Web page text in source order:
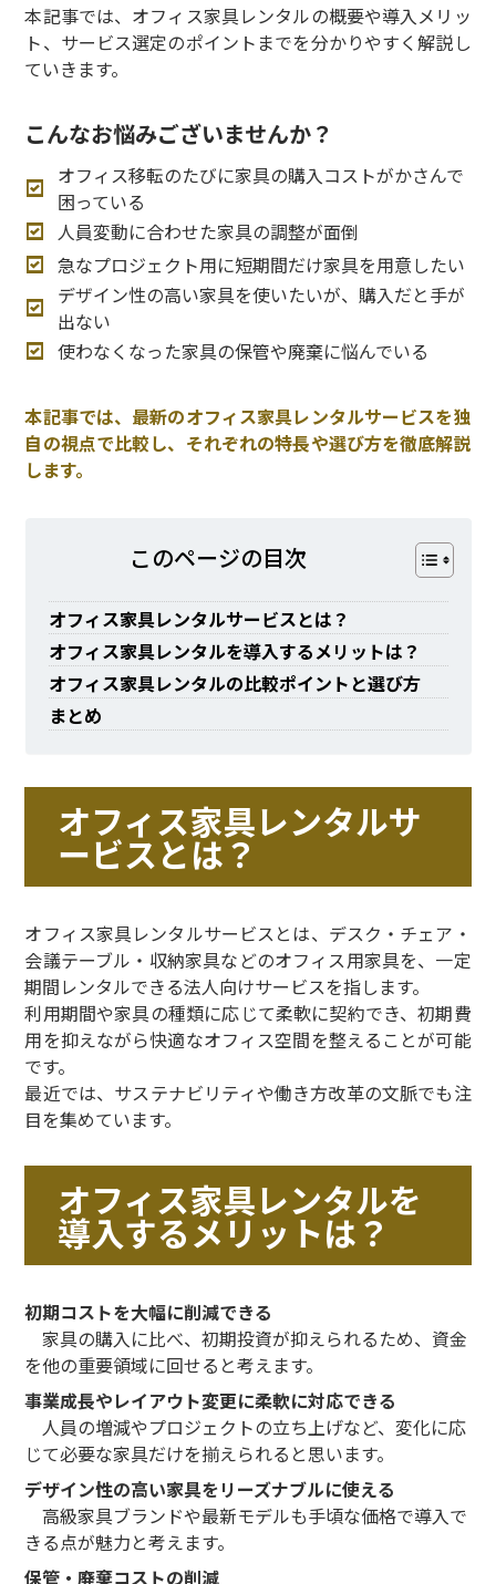
本記事では、オフィス家具レンタルの概要や導入メリッ
ト、サービス選定のポイントまでを分かりやすく解説し
ていきます。
こんなお悩みございませんか？
オフィス移転のたびに家具の購入コストがかさんで
困っている
人員変動に合わせた家具の調整が面倒
急なプロジェクト用に短期間だけ家具を用意したい
デザイン性の高い家具を使いたいが、購入だと手が
出ない
使わなくなった家具の保管や廃棄に悩んでいる
本記事では、最新のオフィス家具レンタルサービスを独
自の視点で比較し、それぞれの特長や選び方を徹底解説
します。
このページの⽬次
オフィス家具レンタルサービスとは？
オフィス家具レンタルを導入するメリットは？
オフィス家具レンタルの比較ポイントと選び方
まとめ
オフィス家具レンタルサ
ービスとは？
オフィス家具レンタルサービスとは、デスク・チェア・
会議テーブル・収納家具などのオフィス用家具を、一定
期間レンタルできる法人向けサービスを指します。
利用期間や家具の種類に応じて柔軟に契約でき、初期費
用を抑えながら快適なオフィス空間を整えることが可能
です。
最近では、サステナビリティや働き方改革の文脈でも注
目を集めています。
オフィス家具レンタルを
導入するメリットは？
初期コストを大幅に削減できる
家具の購入に比べ、初期投資が抑えられるため、資金
を他の重要領域に回せると考えます。
事業成長やレイアウト変更に柔軟に対応できる
人員の増減やプロジェクトの立ち上げなど、変化に応
じて必要な家具だけを揃えられると思います。
デザイン性の高い家具をリーズナブルに使える
高級家具ブランドや最新モデルも手頃な価格で導入で
きる点が魅力と考えます。
保管・廃棄コストの削減